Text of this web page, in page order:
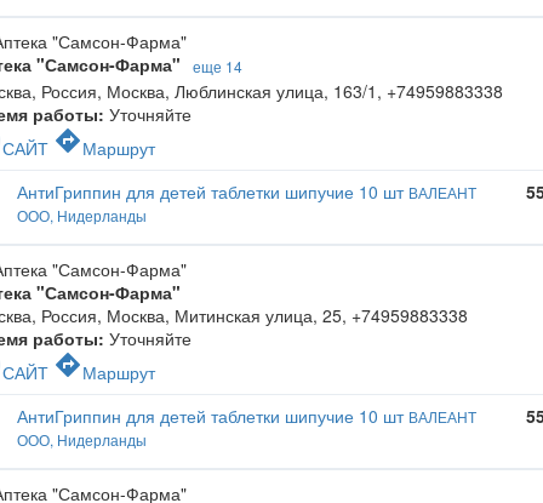
"Самсон-Фарма" еще 14
Россия, Москва, Люблинская улица, 163/1 , +74959883338
работы: Уточняйте
САЙТ directionsМаршрут
АнтиГриппин для детей таблетки шипучие 10 шт ВАЛЕАНТ
ООО, Нидерланды
"Самсон-Фарма"
Россия, Москва, Митинская улица, 25, +74959883338
работы: Уточняйте
САЙТ directionsМаршрут
АнтиГриппин для детей таблетки шипучие 10 шт ВАЛЕАНТ
ООО, Нидерланды